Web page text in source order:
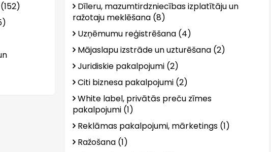
Dīleru, mazumtirdzniecības izplatītāju un
ražotaju meklēšana (8)
Uzņēmumu reģistrēšana (4)
Mājaslapu izstrāde un uzturēšana (2)
Juridiskie pakalpojumi (2)
Citi biznesa pakalpojumi (2)
White label, privātās preču zīmes
pakalpojumi (1)
Reklāmas pakalpojumi, mārketings (1)
Ražošana (1)